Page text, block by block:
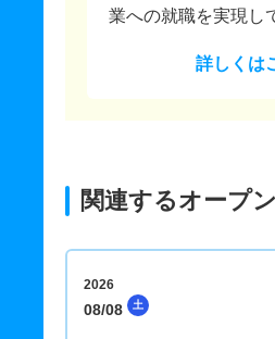
業への就職を実現し
詳しくは
関連するオープ
2026
08/08 土